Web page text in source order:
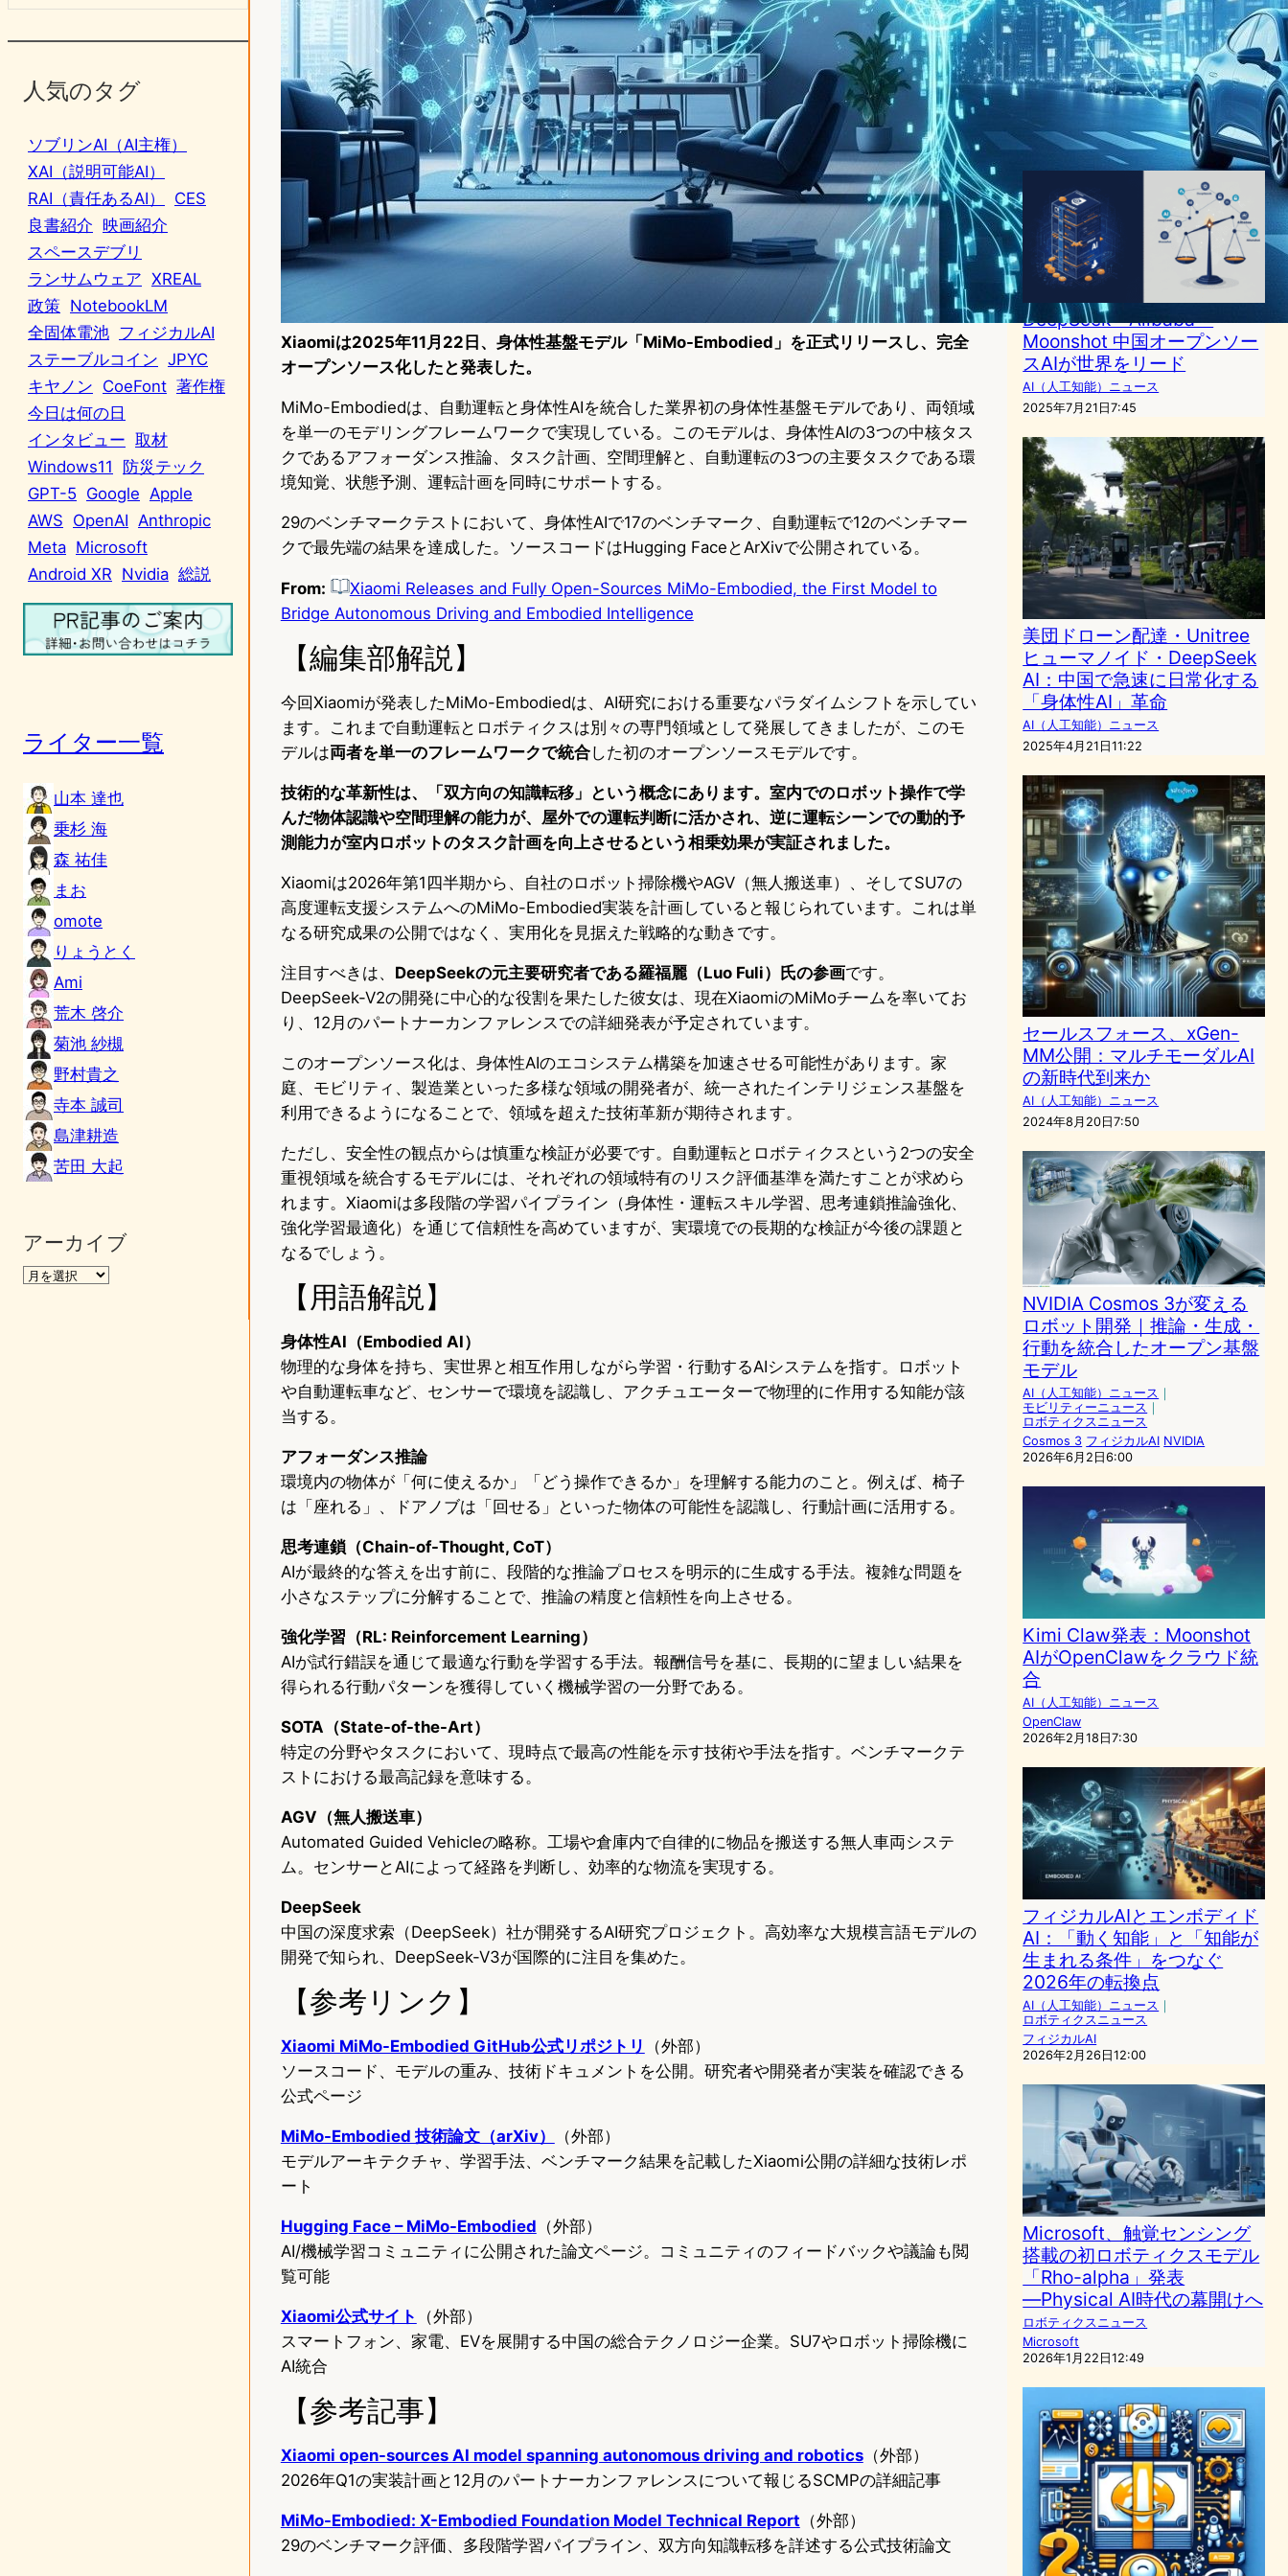
人気のタグ
ソブリンAI（AI主権）
XAI（説明可能AI）
RAI（責任あるAI）
CES
良書紹介 映画紹介
スペースデブリ
ランサムウェア XREAL
政策 NotebookLM
全固体電池 フィジカルAI
ステーブルコイン JPYC
キヤノン CoeFont 著作権
今日は何の日
インタビュー 取材
Windows11
防災テック
GPT-5 Google Apple
AWS OpenAI Anthropic
Meta Microsoft
Android XR Nvidia 総説
ライター一覧
山本 達也
乗杉 海
森 祐佳
まお
omote
りょうとく
Ami
荒木 啓介
菊池 紗槻
野村貴之
寺本 誠司
島津耕造
苦田 大起
アーカイブ
Xiaomiは2025年11月22日、身体性基盤モデル「MiMo-Embodied」を正式リリースし、完全
オープンソース化したと発表した。
MiMo-Embodiedは、自動運転と身体性AIを統合した業界初の身体性基盤モデルであり、両領域
を単一のモデリングフレームワークで実現している。このモデルは、身体性AIの3つの中核タス
クであるアフォーダンス推論、タスク計画、空間理解と、自動運転の3つの主要タスクである環
境知覚、状態予測、運転計画を同時にサポートする。
29のベンチマークテストにおいて、身体性AIで17のベンチマーク、自動運転で12のベンチマー
クで最先端の結果を達成した。ソースコードはHugging FaceとArXivで公開されている。
From:
Xiaomi Releases and Fully Open-Sources MiMo-Embodied, the First Model to
Bridge Autonomous Driving and Embodied Intelligence
【編集部解説】
今回Xiaomiが発表したMiMo-Embodiedは、AI研究における重要なパラダイムシフトを示してい
ます。これまで自動運転とロボティクスは別々の専門領域として発展してきましたが、このモ
デルは両者を単一のフレームワークで統合した初のオープンソースモデルです。
技術的な革新性は、「双方向の知識転移」という概念にあります。室内でのロボット操作で学
んだ物体認識や空間理解の能力が、屋外での運転判断に活かされ、逆に運転シーンでの動的予
測能力が室内ロボットのタスク計画を向上させるという相乗効果が実証されました。
Xiaomiは2026年第1四半期から、自社のロボット掃除機やAGV（無人搬送車）、そしてSU7の
高度運転支援システムへのMiMo-Embodied実装を計画していると報じられています。これは単
なる研究成果の公開ではなく、実用化を見据えた戦略的な動きです。
注目すべきは、 DeepSeekの元主要研究者である羅福麗（Luo Fuli）氏の参画です。
DeepSeek-V2の開発に中心的な役割を果たした彼女は、現在XiaomiのMiMoチームを率いてお
り、12月のパートナーカンファレンスでの詳細発表が予定されています。
このオープンソース化は、身体性AIのエコシステム構築を加速させる可能性があります。家
庭、モビリティ、製造業といった多様な領域の開発者が、統一されたインテリジェンス基盤を
利用できるようになることで、領域を超えた技術革新が期待されます。
ただし、安全性の観点からは慎重な検証が必要です。自動運転とロボティクスという2つの安全
重視領域を統合するモデルには、それぞれの領域特有のリスク評価基準を満たすことが求めら
れます。Xiaomiは多段階の学習パイプライン（身体性・運転スキル学習、思考連鎖推論強化、
強化学習最適化）を通じて信頼性を高めていますが、実環境での長期的な検証が今後の課題と
なるでしょう。
【用語解説】
身体性AI（Embodied AI）
物理的な身体を持ち、実世界と相互作用しながら学習・行動するAIシステムを指す。ロボット
や自動運転車など、センサーで環境を認識し、アクチュエーターで物理的に作用する知能が該
当する。
アフォーダンス推論
環境内の物体が「何に使えるか」「どう操作できるか」を理解する能力のこと。例えば、椅子
は「座れる」、ドアノブは「回せる」といった物体の可能性を認識し、行動計画に活用する。
思考連鎖（Chain-of-Thought, CoT）
AIが最終的な答えを出す前に、段階的な推論プロセスを明示的に生成する手法。複雑な問題を
小さなステップに分解することで、推論の精度と信頼性を向上させる。
強化学習（RL: Reinforcement Learning）
AIが試行錯誤を通じて最適な行動を学習する手法。報酬信号を基に、長期的に望ましい結果を
得られる行動パターンを獲得していく機械学習の一分野である。
SOTA（State-of-the-Art）
特定の分野やタスクにおいて、現時点で最高の性能を示す技術や手法を指す。ベンチマークテ
ストにおける最高記録を意味する。
AGV（無人搬送車）
Automated Guided Vehicleの略称。工場や倉庫内で自律的に物品を搬送する無人車両システ
ム。センサーとAIによって経路を判断し、効率的な物流を実現する。
DeepSeek
中国の深度求索（DeepSeek）社が開発するAI研究プロジェクト。高効率な大規模言語モデルの
開発で知られ、DeepSeek-V3が国際的に注目を集めた。
【参考リンク】
Xiaomi MiMo-Embodied GitHub公式リポジトリ
（外部）
ソースコード、モデルの重み、技術ドキュメントを公開。研究者や開発者が実装を確認できる
公式ページ
MiMo-Embodied 技術論文（arXiv）
（外部）
モデルアーキテクチャ、学習手法、ベンチマーク結果を記載したXiaomi公開の詳細な技術レポ
ート
Hugging Face – MiMo-Embodied （外部）
AI/機械学習コミュニティに公開された論文ページ。コミュニティのフィードバックや議論も閲
覧可能
Xiaomi公式サイト
（外部）
スマートフォン、家電、EVを展開する中国の総合テクノロジー企業。SU7やロボット掃除機に
AI統合
【参考記事】
Xiaomi open-sources AI model spanning autonomous driving and robotics（外部）
2026年Q1の実装計画と12月のパートナーカンファレンスについて報じるSCMPの詳細記事
MiMo-Embodied: X-Embodied Foundation Model Technical Report （外部）
29のベンチマーク評価、多段階学習パイプライン、双方向知識転移を詳述する公式技術論文
MiMo Code｜XiaomiのAIコ
ーディングエージェントが
「計算・記憶・進化」で長程
タスクに挑む
AI（人工知能）ニュース｜
テクノロジーと社会ニュース
2026年6月12日18:05
DeepSeek・Alibaba・
Moonshot 中国オープンソー
スAIが世界をリード
AI（人工知能）ニュース
2025年7月21日7:45
美団ドローン配達・Unitree
ヒューマノイド・DeepSeek
AI：中国で急速に日常化する
「身体性AI」革命
AI（人工知能）ニュース
2025年4月21日11:22
セールスフォース、xGen-
MM公開：マルチモーダルAI
の新時代到来か
AI（人工知能）ニュース
2024年8月20日7:50
NVIDIA Cosmos 3が変える
ロボット開発｜推論・生成・
行動を統合したオープン基盤
モデル
AI（人工知能）ニュース ｜
モビリティーニュース ｜
ロボティクスニュース
Cosmos 3 フィジカルAI NVIDIA
2026年6月2日6:00
Kimi Claw発表：Moonshot
AIがOpenClawをクラウド統
合
AI（人工知能）ニュース
OpenClaw
2026年2月18日7:30
フィジカルAIとエンボディド
AI：「動く知能」と「知能が
生まれる条件」をつなぐ
2026年の転換点
AI（人工知能）ニュース ｜
ロボティクスニュース
フィジカルAI
2026年2月26日12:00
Microsoft、触覚センシング
搭載の初ロボティクスモデル
「Rho-alpha」発表
―Physical AI時代の幕開けへ
ロボティクスニュース
Microsoft
2026年1月22日12:49